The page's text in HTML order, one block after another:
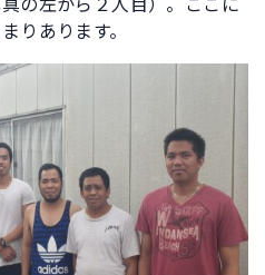
の左から２人目）。ここに
りあります。